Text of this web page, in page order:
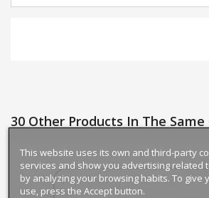
30 Other Products In The
This website uses its own and third-party
services and show you advertising related
by analyzing your browsing habits. To give
use, press the Accept button.